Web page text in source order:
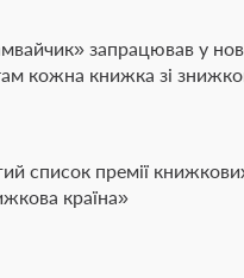
запрацював у
кожна книжка зі
список премії
країна»